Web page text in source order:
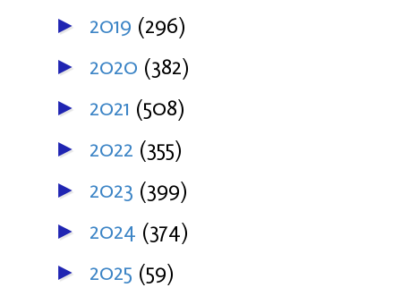
► 2019 (296)
► 2020 (382)
► 2021 (508)
► 2022 (355)
► 2023 (399)
► 2024 (374)
► 2025 (59)